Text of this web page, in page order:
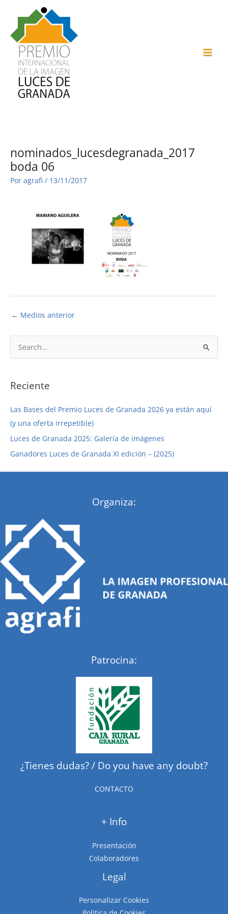
contenido
nominados_lucesdegranada_2017
boda 06
Por agrafi / 13/11/2017
← Medios anterior
u
c
r
p
o
r
Reciente
Las Bases del Premio Luces de Granada 2026 ya están aquí
(y una oferta irrepetible)
Luces de Granada 2025: Galería de imágenes
Ganadores Luces de Granada XI edición – (2025)
Organiza:
Patrocina:
¿Tienes dudas? / Do you have any doubt?
CONTACTO
+ Info
Presentación
Colaboradores
Legal
Personalizar Cookies